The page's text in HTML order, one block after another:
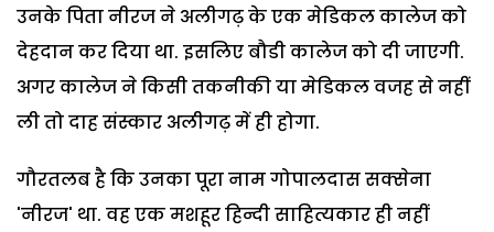
उनके पिता नीरज ने अलीगढ़ के एक मेडिकल कालेज को
देहदान कर दिया था. इसलिए बौडी कालेज को दी जाएगी.
अगर कालेज ने किसी तकनीकी या मेडिकल वजह से नहीं
ली तो दाह संस्कार अलीगढ़ में ही होगा.
गौरतलब है कि उनका पूरा नाम गोपालदास सक्सेना
'नीरज' था. वह एक मशहूर हिन्दी साहित्यकार ही नहीं